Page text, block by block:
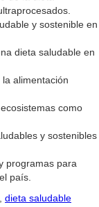
y sostenible en
dieta saludable en
alimentación
como
y sostenibles
programas para
país.
dieta saludable